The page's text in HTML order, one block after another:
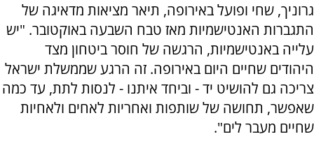
גרוניך, שחי ופועל באירופה, תיאר מציאות מדאיגה של
התגברות האנטישמיות מאז טבח השבעה באוקטובר. "יש
עלייה באנטישמיות, הרגשה של חוסר ביטחון מצד
היהודים שחיים היום באירופה. זה הרגע שממשלת ישראל
צריכה גם להושיט יד - וביחד איתנו - לנסות לתת, עד כמה
שאפשר, תחושה של שותפות ואחריות לאחים ולאחיות
שחיים מעבר לים".